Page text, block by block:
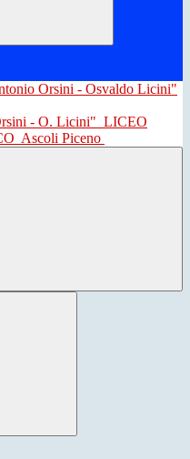
- O. Licini" LICEO
Ascoli Piceno